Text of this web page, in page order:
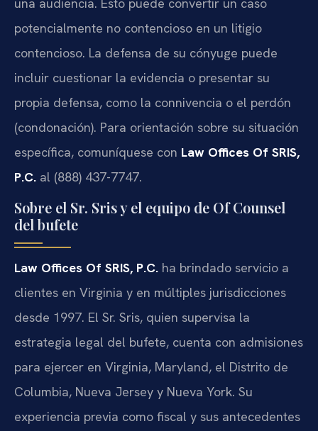
potencialmente no contencioso en un litigio
contencioso. La defensa de su cónyuge puede
incluir cuestionar la evidencia o presentar su
propia defensa, como la connivencia o el perdón
(condonación). Para orientación sobre su situación
específica, comuníquese con Law Offices Of SRIS,
P.C. al (888) 437-7747.
Sobre el Sr. Sris y el equipo de Of Counsel
del bufete
Law Offices Of SRIS, P.C. ha brindado servicio a
clientes en Virginia y en múltiples jurisdicciones
desde 1997. El Sr. Sris, quien supervisa la
estrategia legal del bufete, cuenta con admisiones
para ejercer en Virginia, Maryland, el Distrito de
Columbia, Nueva Jersey y Nueva York. Su
experiencia previa como fiscal y sus antecedentes